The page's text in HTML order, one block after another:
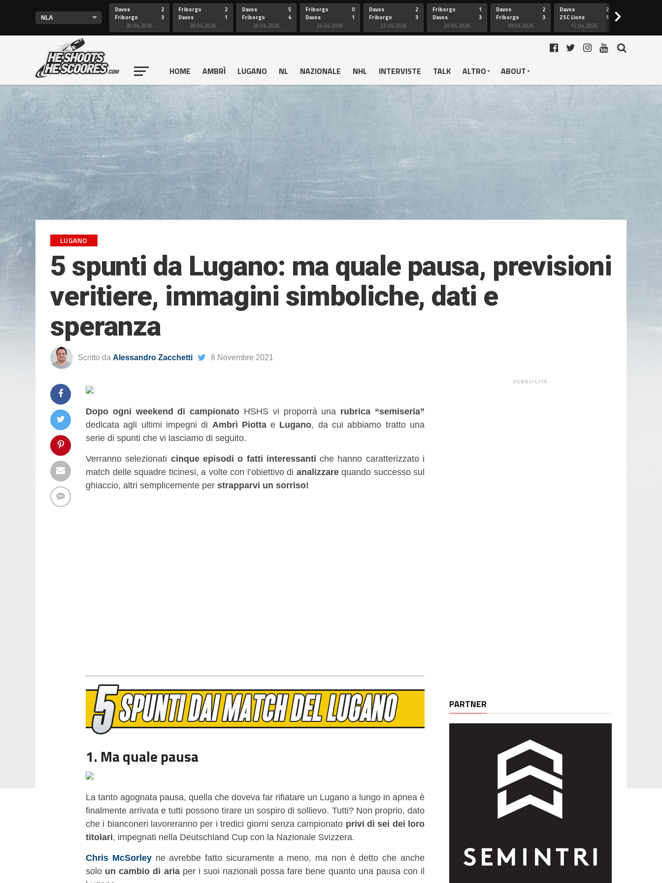
Davos
Friborgo
2
3
30.04.2026
Friborgo
Davos
2
1
28.04.2026
Davos
Friborgo
5
4
26.04.2026
Friborgo
Davos
0
1
24.04.2026
Davos
Friborgo
2
3
22.04.2026
Friborgo
Davos
1
3
20.04.2026
Davos
Friborgo
2
3
18.04.2026
Davos
ZSC Lions
2
1
12.04.2026
>
HOME AMBRÌ LUGANO NL NAZIONALE NHL INTERVISTE TALK ALTRO ABOUT
LUGANO
5 spunti da Lugano: ma quale pausa, previsioni
veritiere, immagini simboliche, dati e
speranza
Scritto da Alessandro Zacchetti 8 Novembre 2021
Dopo ogni weekend di campionato HSHS vi proporrà una rubrica “semiseria”
dedicata agli ultimi impegni di Ambrì Piottae Lugano, da cui abbiamo tratto una
serie di spunti che vi lasciamo di seguito.
Verranno selezionati cinque episodi o fatti interessanti che hanno caratterizzato i
match delle squadre ticinesi, a volte con l’obiettivo di analizzarequando successo sul
ghiaccio, altri semplicemente per strapparvi un sorriso!
1. Ma quale pausa
La tanto agognata pausa, quella che doveva far rifiatare un Lugano a lungo in apnea è
finalmente arrivata e tutti possono tirare un sospiro di sollievo. Tutti? Non proprio, dato
che i bianconeri lavoreranno per i tredici giorni senza campionato privi di sei dei loro
titolari, impegnati nella Deutschland Cup con la Nazionale Svizzera.
Chris McSorleyne avrebbe fatto sicuramente a meno, ma non è detto che anche
solo un cambio di ariaper i suoi nazionali possa fare bene quanto una pausa con il
PUBBLICITÀ
PARTNER